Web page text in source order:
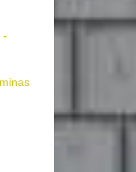
-